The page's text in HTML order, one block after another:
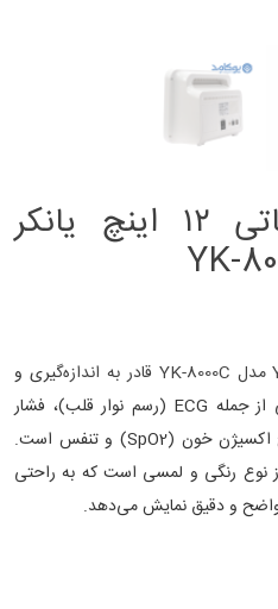
مانیتور علائم حیاتی ۱۲ اینچ یانکر
85.000.000 تومان
یری و
نمایش تعدادی از پارامترهای حیاتی از جمله ECG (رسم نوار قلب)، فشار
خون، ضربان قلب، دمای بدن، سطح اکسیژن خون (SpO2) و تنفس است.
این دستگاه ۱۲ اینچ از نوع رنگی و لمسی است که به راحتی
واضح و دقیق نمایش می‌دهد.